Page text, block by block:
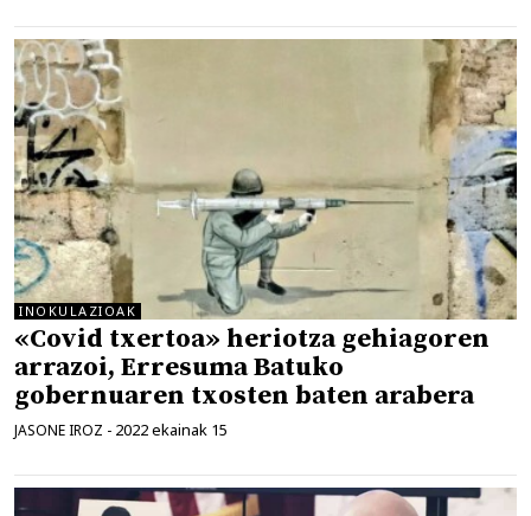
INOKULAZIOAK
«Covid txertoa» heriotza gehiagoren
arrazoi, Erresuma Batuko
gobernuaren txosten baten arabera
JASONE IROZ - 2022 ekainak 15